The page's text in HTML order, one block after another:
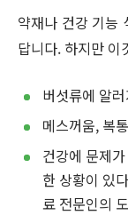
약재나 건강 기능
답니다. 하지만 이
버섯류에 알
메스꺼움, 복
건강에 문제
한 상황이 있
료 전문인의